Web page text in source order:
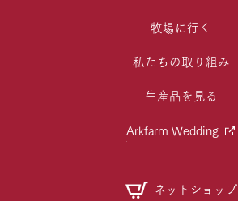
牧場に行く
私たちの取り組み
生産品を見る
Arkfarm Wedding
ネットショップ